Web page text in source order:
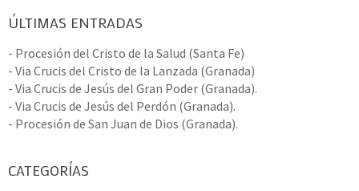
ÚLTIMAS ENTRADAS
- Procesión del Cristo de la Salud (Santa Fe)
- Via Crucis del Cristo de la Lanzada (Granada)
- Via Crucis de Jesús del Gran Poder (Granada).
- Via Crucis de Jesús del Perdón (Granada).
- Procesión de San Juan de Dios (Granada).
CATEGORÍAS